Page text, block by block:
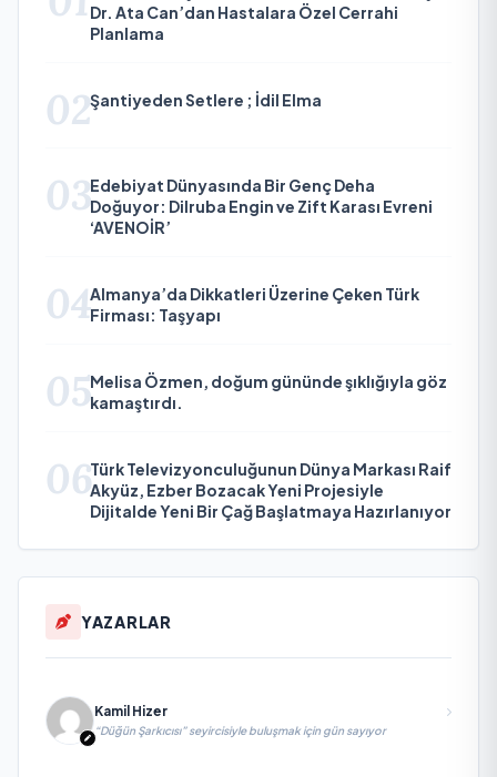
Dr. Ata Can’dan Hastalara Özel Cerrahi
Planlama
02Şantiyeden Setlere ; İdil Elma
03Edebiyat Dünyasında Bir Genç Deha
Doğuyor: Dilruba Engin ve Zift Karası Evreni
‘AVENOİR’
04Almanya’da Dikkatleri Üzerine Çeken Türk
Firması: Taşyapı
05Melisa Özmen, doğum gününde şıklığıyla göz
kamaştırdı.
06Türk Televizyonculuğunun Dünya Markası Raif
Akyüz, Ezber Bozacak Yeni Projesiyle
Dijitalde Yeni Bir Çağ Başlatmaya Hazırlanıyor
YAZARLAR
Kamil Hizer
“Düğün Şarkıcısı” seyircisiyle buluşmak için gün sayıyor